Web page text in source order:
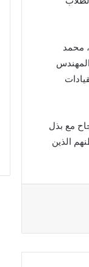
محمد
مع بذل
الذين